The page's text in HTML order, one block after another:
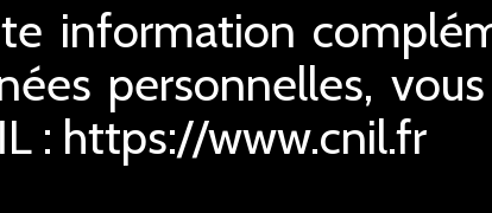
information
personnelles,
: https://www.cnil.fr